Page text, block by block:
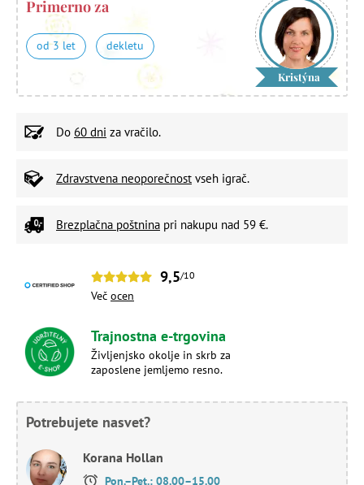
Primerno za
od 3 let dekletu
Kristýna
Do 60 dni za vračilo.
Zdravstvena neoporečnost vseh igrač.
Brezplačna poštnina pri nakupu nad 59 €.
9,5/10
Več ocen
Trajnostna e-trgovina
Življenjsko okolje in skrb za
zaposlene jemljemo resno.
Potrebujete nasvet?
Korana Hollan
Pon.–Pet.: 08.00–15.00